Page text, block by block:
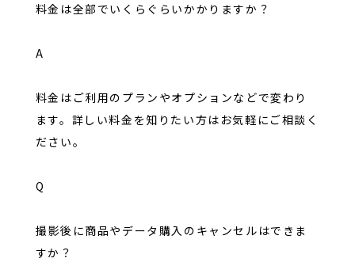
料金は全部でいくらぐらいかかりますか？
A
料金はご利用のプランやオプションなどで変わり
ます。詳しい料金を知りたい方はお気軽にご相談く
ださい。
Q
撮影後に商品やデータ購入のキャンセルはできま
すか？